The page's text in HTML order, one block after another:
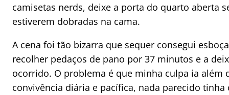
camisetas nerds, deixe a porta do quarto aberta
estiverem dobradas na cama.
A cena foi tão bizarra que sequer consegui
recolher pedaços de pano por 37 minutos e a
ocorrido. O problema é que minha culpa ia além
convivência diária e pacífica, nada parecido